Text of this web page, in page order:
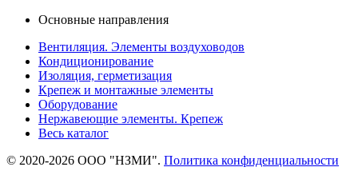
Основные направления
Вентиляция. Элементы воздуховодов
Кондиционирование
Изоляция, герметизация
Крепеж и монтажные элементы
Оборудование
Нержавеющие элементы. Крепеж
Весь каталог
© 2020-2026 ООО "НЗМИ". Политика конфиденциальности